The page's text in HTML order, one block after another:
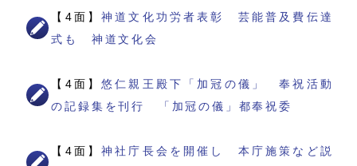
【4面】神道文化功労者表彰 芸能普及費伝達
式も 神道文化会
【4面】悠仁親王殿下「加冠の儀」 奉祝活動
の記録集を刊行 「加冠の儀」都奉祝委
【4面】神社庁長会を開催し 本庁施策など説